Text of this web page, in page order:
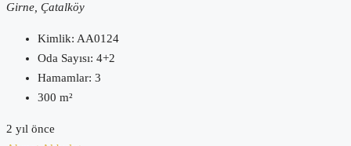
Girne, Çatalköy
Kimlik: AA0124
Oda Sayısı: 4+2
Hamamlar: 3
300 m²
2 yıl önce